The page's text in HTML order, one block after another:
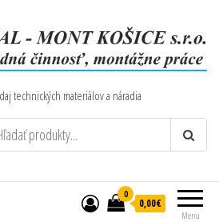
technických materiálov a náradia
Menu
0
0,00€